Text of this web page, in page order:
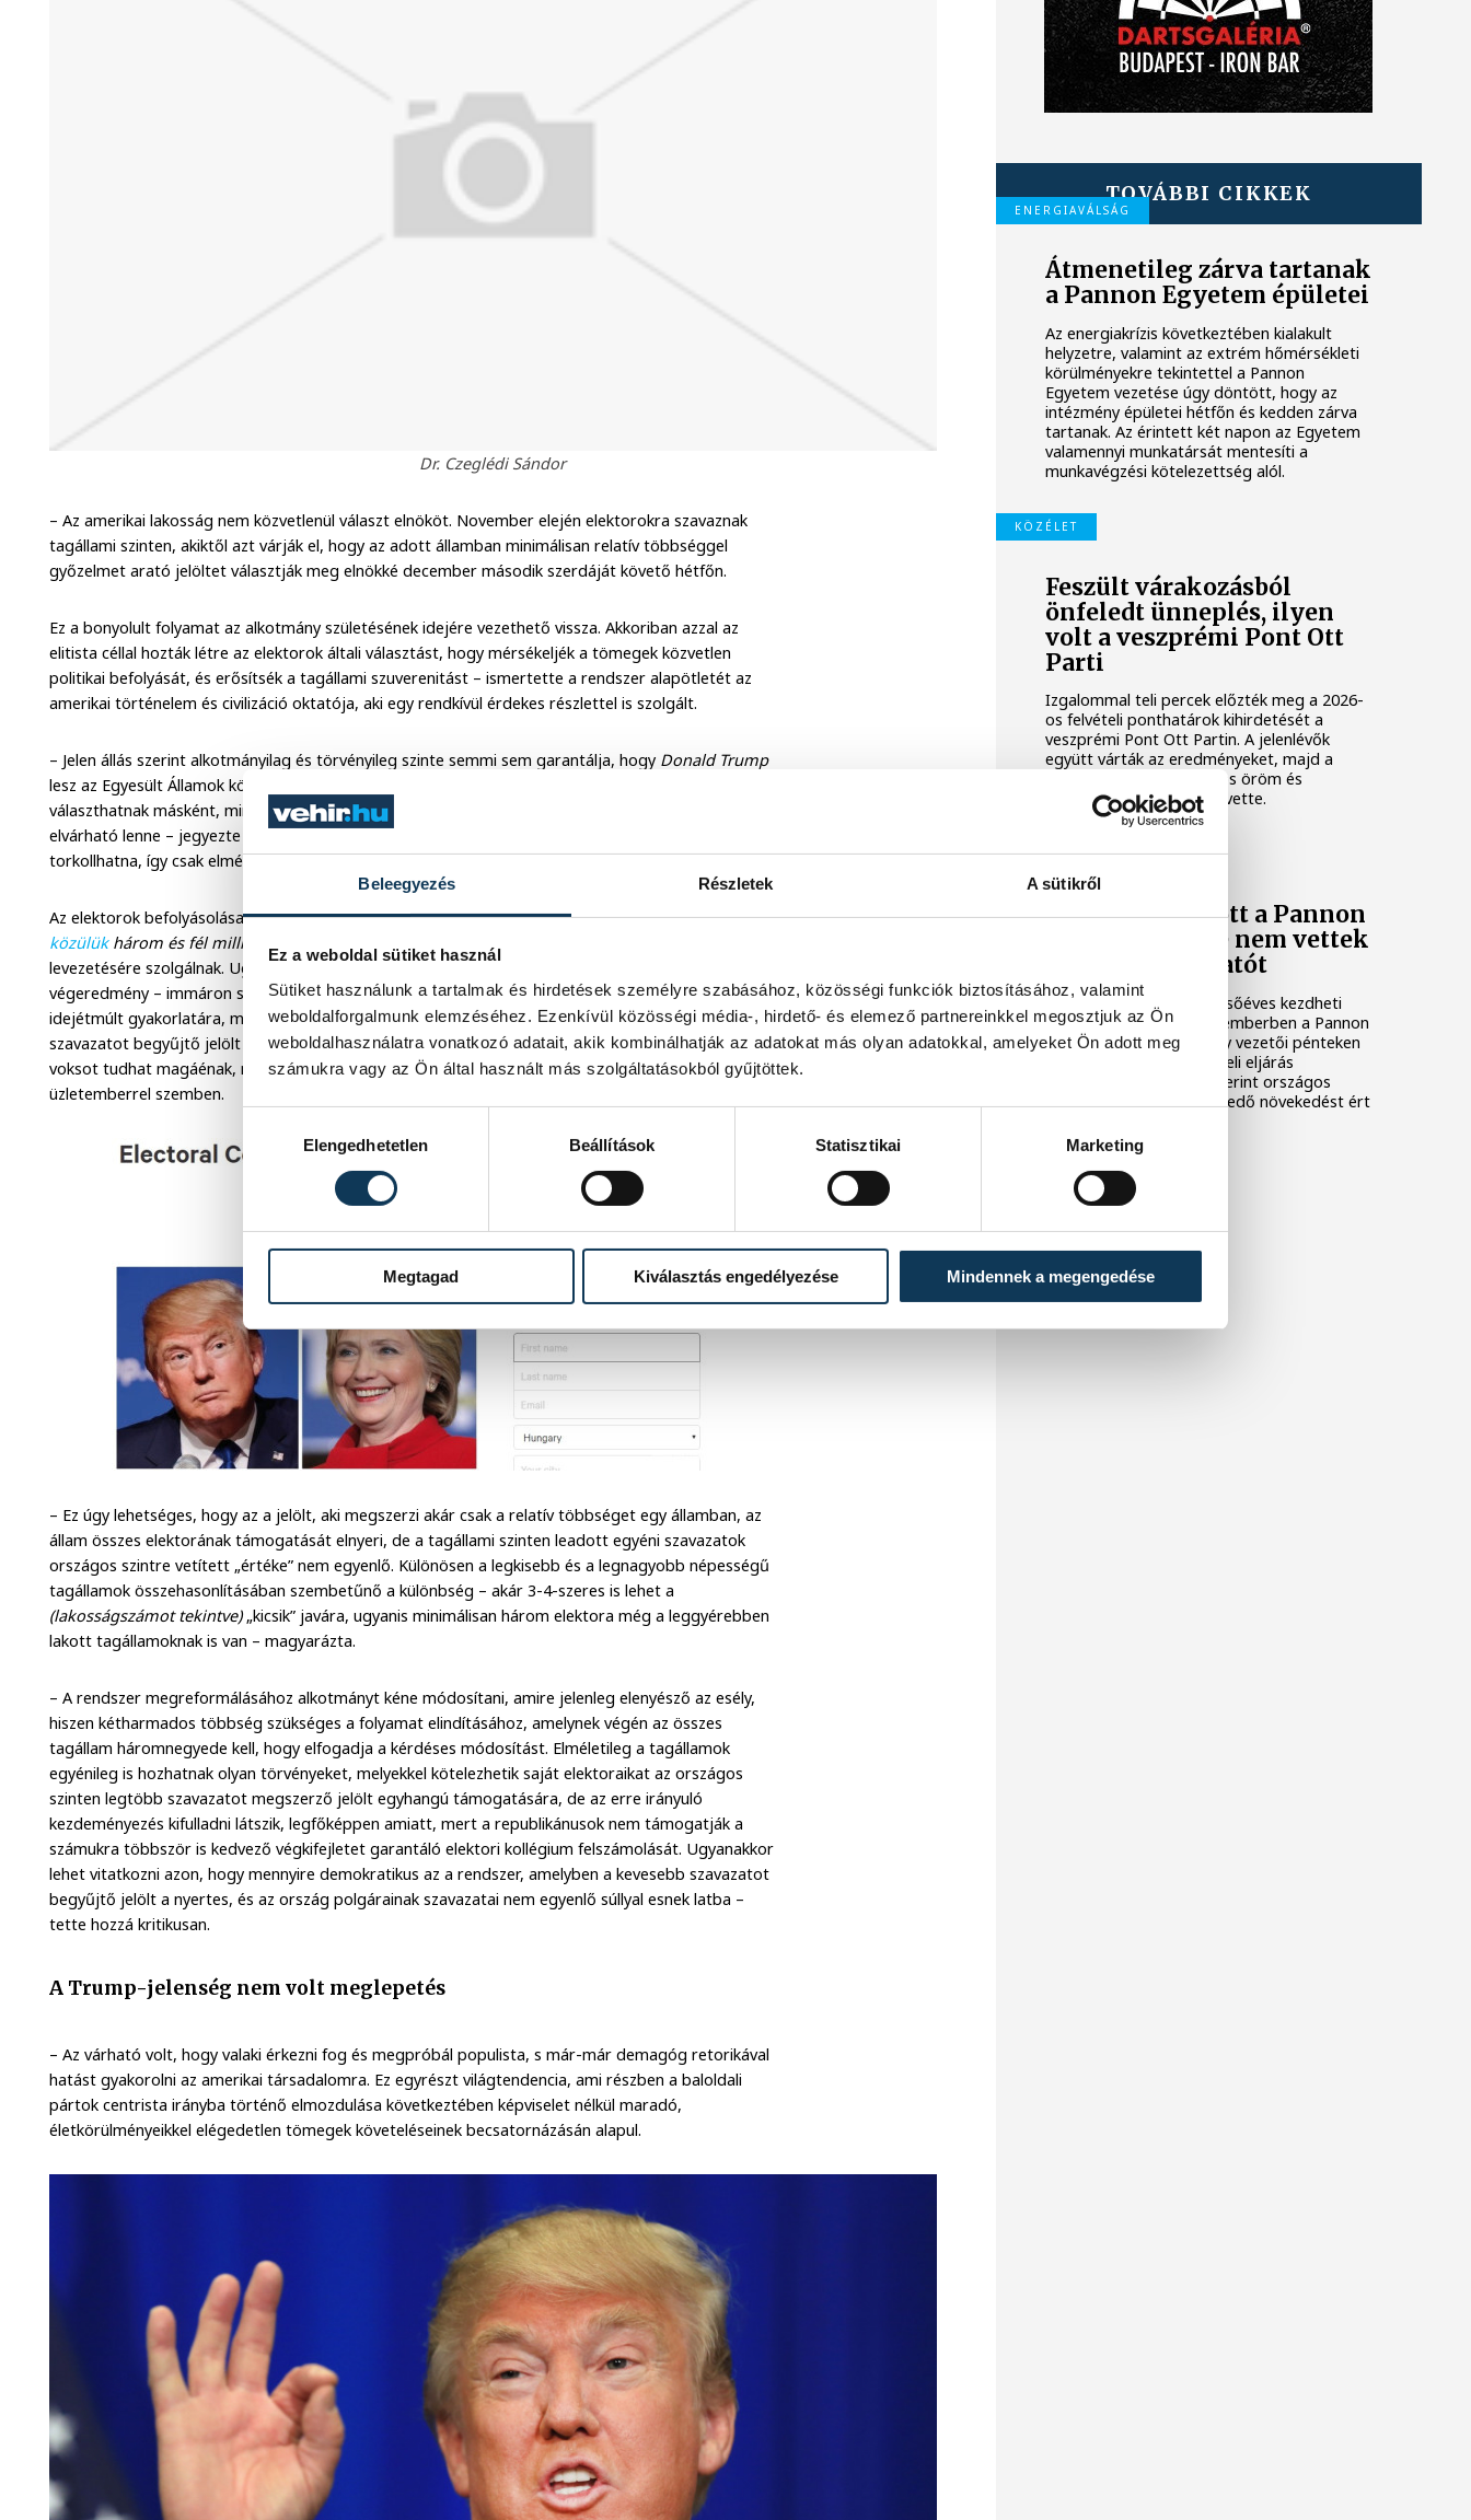
Beleegyezés Részletek A sütikről
Ez a weboldal sütiket használ
Sütiket használunk a tartalmak és hirdetések személyre szabásához, közösségi funkciók biztosításához, valamint
weboldalforgalmunk elemzéséhez. Ezenkívül közösségi média-, hirdető- és elemező partnereinkkel megosztjuk az Ön
weboldalhasználatra vonatkozó adatait, akik kombinálhatják az adatokat más olyan adatokkal, amelyeket Ön adott meg
számukra vagy az Ön által használt más szolgáltatásokból gyűjtöttek.
Elengedhetetlen
Beállítások Statisztikai Marketing
Megtagad Kiválasztás engedélyezése Mindennek a megengedése
Dr. Czeglédi Sándor
– Az amerikai lakosság nem közvetlenül választ elnököt. November elején elektorokra szavaznak
tagállami szinten, akiktől azt várják el, hogy az adott államban minimálisan relatív többséggel
győzelmet arató jelöltet választják meg elnökké december második szerdáját követő hétfőn.
Ez a bonyolult folyamat az alkotmány születésének idejére vezethető vissza. Akkoriban azzal az
elitista céllal hozták létre az elektorok általi választást, hogy mérsékeljék a tömegek közvetlen
politikai befolyását, és erősítsék a tagállami szuverenitást – ismertette a rendszer alapötletét az
amerikai történelem és civilizáció oktatója, aki egy rendkívül érdekes részlettel is szolgált.
– Jelen állás szerint alkotmányilag és törvényileg szinte semmi sem garantálja, hogy Donald Trump
lesz az Egyesült Államok következő elnöke, hiszen az elektorok kisebb retorzió árán, de elméletileg
választhatnak másként, mint ahogy az tőlük – a szavazatok tagállami szintű összesítése után –
elvárható lenne – jegyezte meg hipotetikusan, majd hozzátette, ez akár polgárháborúba is
torkollhatna, így csak elméleti síkon létezik az opció.
Az elektorok befolyásolása érdekében indított petíciók(hiába gyűjtött összea legsikeresebb
közülükhárom és fél millió aláírást másfél nap leforgása alatt)
levezetésére szolgálnak. Ugyanakkor az európai szemmel talán visszásnak tűnő kalkuláción alapuló
végeredmény – immáron sokadszor – ráirányítja a figyelmet az elektori kollégium meglehetősen
idejétmúlt gyakorlatára, melynek értelmében nem szükségszerűen az országos szinten legtöbb
szavazatot begyűjtő jelölt lesz az USA negyvenötödik elnöke.Hillary Clinton ugyanis több egyéni
voksot tudhat magáénak, mégis látszólag nagyarányú vereségbe szaladt bele a milliárdos
üzletemberrel szemben.
– Ez úgy lehetséges, hogy az a jelölt, aki megszerzi akár csak a relatív többséget egy államban, az
állam összes elektorának támogatását elnyeri, de a tagállami szinten leadott egyéni szavazatok
országos szintre vetített „értéke” nem egyenlő. Különösen a legkisebb és a legnagyobb népességű
tagállamok összehasonlításában szembetűnő a különbség – akár 3-4-szeres is lehet a
(lakosságszámot tekintve)„kicsik” javára, ugyanis minimálisan három elektora még a leggyérebben
lakott tagállamoknak is van – magyarázta.
– A rendszer megreformálásához alkotmányt kéne módosítani, amire jelenleg elenyésző az esély,
hiszen kétharmados többség szükséges a folyamat elindításához, amelynek végén az összes
tagállam háromnegyede kell, hogy elfogadja a kérdéses módosítást. Elméletileg a tagállamok
egyénileg is hozhatnak olyan törvényeket, melyekkel kötelezhetik saját elektoraikat az országos
szinten legtöbb szavazatot megszerző jelölt egyhangú támogatására, de az erre irányuló
kezdeményezés kifulladni látszik, legfőképpen amiatt, mert a republikánusok nem támogatják a
számukra többször is kedvező végkifejletet garantáló elektori kollégium felszámolását. Ugyanakkor
lehet vitatkozni azon, hogy mennyire demokratikus az a rendszer, amelyben a kevesebb szavazatot
begyűjtő jelölt a nyertes, és az ország polgárainak szavazatai nem egyenlő súllyal esnek latba –
tette hozzá kritikusan.
A Trump-jelenség nem volt meglepetés
– Az várható volt, hogy valaki érkezni fog és megpróbál populista, s már-már demagóg retorikával
hatást gyakorolni az amerikai társadalomra. Ez egyrészt világtendencia, ami részben a baloldali
pártok centrista irányba történő elmozdulása következtében képviselet nélkül maradó,
életkörülményeikkel elégedetlen tömegek követeléseinek becsatornázásán alapul.
TOVÁBBI CIKKEK
ENERGIAVÁLSÁG
Átmenetileg zárva tartanak
a Pannon Egyetem épületei
Az energiakrízis következtében kialakult
helyzetre, valamint az extrém hőmérsékleti
körülményekre tekintettel a Pannon
Egyetem vezetése úgy döntött, hogy az
intézmény épületei hétfőn és kedden zárva
tartanak. Az érintett két napon az Egyetem
valamennyi munkatársát mentesíti a
munkavégzési kötelezettség alól.
KÖZÉLET
Feszült várakozásból
önfeledt ünneplés, ilyen
volt a veszprémi Pont Ott
Parti
Izgalommal teli percek előzték meg a 2026-
os felvételi ponthatárok kihirdetését a
veszprémi Pont Ott Partin. A jelenlévők
együtt várták az eredményeket, majd a
sikeres felvételiket hangos öröm és
felszabadult ünneplés követte.
KÖZÉLET
Rekordot döntött a Pannon
Egyetem: 15 éve nem vettek
fel ennyi hallgatót
Minden eddiginél több elsőéves kezdheti
meg tanulmányait szeptemberben a Pannon
Egyetemen. Az intézmény vezetői pénteken
ismertették az idei felvételi eljárás
eredményeit, amelyek szerint országos
összevetésben is kiemelkedő növekedést ért